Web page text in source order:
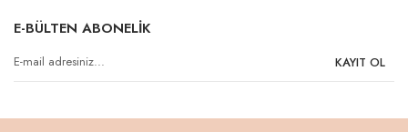
E-BÜLTEN ABONELİK
KAYIT OL